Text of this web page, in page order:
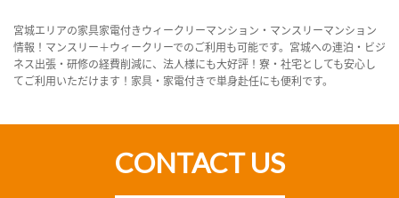
宮城エリアの家具家電付きウィークリーマンション・マンスリーマンション
情報！マンスリー＋ウィークリーでのご利用も可能です。宮城への連泊・ビジ
ネス出張・研修の経費削減に、法人様にも大好評！寮・社宅としても安心し
てご利用いただけます！家具・家電付きで単身赴任にも便利です。
CONTACT US